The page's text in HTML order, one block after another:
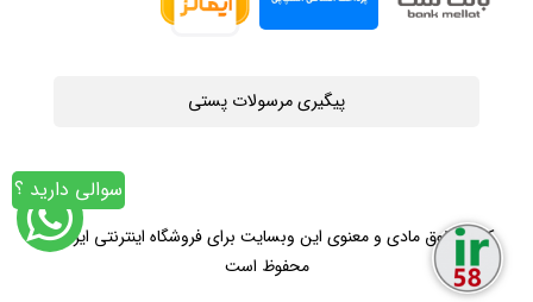
پیگیری مرسولات پستی
کلیه حقوق مادی و معنوی این وبسایت برای فروشگاه اینترنتی ایران58
محفوظ است
سوالی دارید ؟